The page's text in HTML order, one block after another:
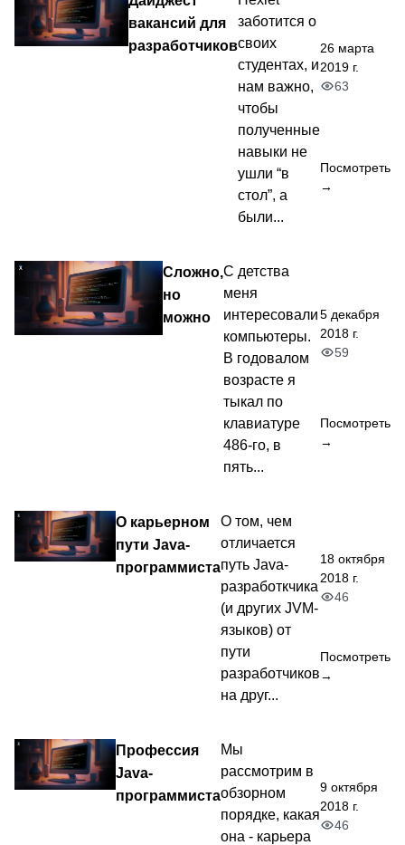
вакансий для
разработчиков
заботится о
своих
студентах, и
нам важно,
чтобы
полученные
навыки не
ушли “в
стол”, а
были...
26 марта
2019 г.
63
Посмотреть
→
Сложно,
но
можно
С детства
меня
интересовали
компьютеры.
В годовалом
возрасте я
тыкал по
клавиатуре
486-го, в
пять...
5 декабря
2018 г.
59
Посмотреть
→
О карьерном
пути Java-
программиста
О том, чем
отличается
путь Java-
разработкчика
(и других JVM-
языков) от
пути
разработчиков
на друг...
18 октября
2018 г.
46
Посмотреть
→
Профессия
Java-
программиста
Мы
рассмотрим в
обзорном
порядке, какая
она - карьера
9 октября
2018 г.
46